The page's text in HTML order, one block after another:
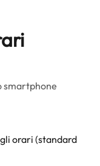
smartphone
orari (standard